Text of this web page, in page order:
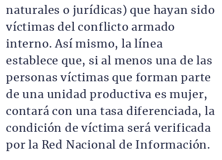
naturales o jurídicas) que hayan sido
víctimas del conflicto armado
interno. Así mismo, la línea
establece que, si al menos una de las
personas víctimas que forman parte
de una unidad productiva es mujer,
contará con una tasa diferenciada, la
condición de víctima será verificada
por la Red Nacional de Información.